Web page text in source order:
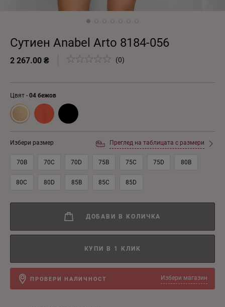
Сутиен Anabel Arto 8184-056
2 267.00 ₴ (0)
Цвят - 04 бежов
Избери размер Преглед на таблицата с размери
70B 70C 70D 75B 75C 75D 80B
80C 80D 85B 85C 85D
ДОБАВИ В КОЛИЧКА
КУПИ В 1 КЛИК
ПРОВЕРИ НАЛИЧНОСТ Избери магазин